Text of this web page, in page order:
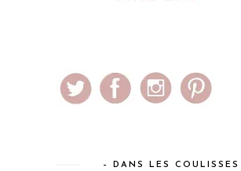
– DANS LES COULISSES